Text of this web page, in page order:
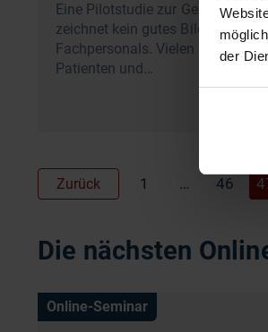
der
Eine Pilotstudie zur
zeichnet kein gutes Bild des
Fachpersonals. Vielen fällt es
Patienten und…
Zurück 1 … 46
Die nächsten
Online-Seminar